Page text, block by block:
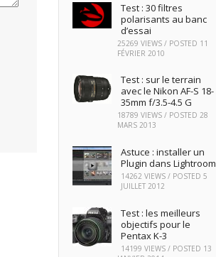
Test : 30 filtres
polarisants au banc
d’essai
25269 VIEWS / POSTED 11
FÉVRIER 2010
Test : sur le terrain
avec le Nikon AF-S 18-
35mm f/3.5-4.5 G
18789 VIEWS / POSTED28
MARS 2013
Astuce : installer un
Plugin dans Lightroom
14262 VIEWS / POSTED5
JUILLET 2012
Test : les meilleurs
objectifs pour le
Pentax K-3
14199 VIEWS / POSTED 13